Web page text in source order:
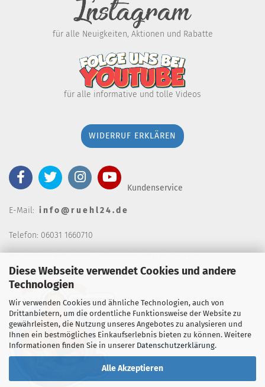
Diese Webseite verwendet Cookies und andere
Technologien
Wir verwenden Cookies und ähnliche Technologien, auch von
Drittanbietern, um die ordentliche Funktionsweise der Website zu
gewährleisten, die Nutzung unseres Angebotes zu analysieren und
Ihnen ein bestmögliches Einkaufserlebnis bieten zu können. Weitere
Informationen finden Sie in unserer Datenschutzerklärung.
Alle Akzeptieren
für alle Neuigkeiten, Aktionen und Rabatte
für alle informative und tolle Videos
WIDERRUF ERKLÄREN
Kundenservice
E-Mail: i n f o @ r u e h l 2 4 . d e
Telefon: 06031 1660710